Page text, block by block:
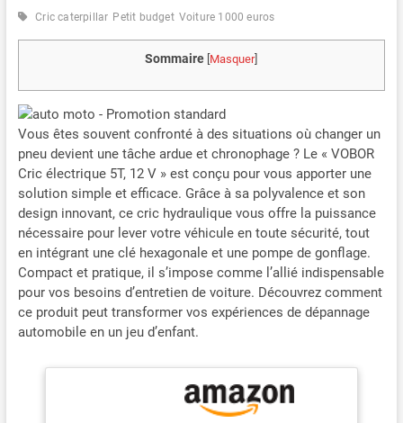
Cric caterpillar Petit budget Voiture 1000 euros
Sommaire Masquer]
Vous êtes souvent confronté à des situations où changer un
pneu devient une tâche ardue et chronophage ? Le « VOBOR
Cric électrique 5T, 12 V » est conçu pour vous apporter une
solution simple et efficace. Grâce à sa polyvalence et son
design innovant, ce cric hydraulique vous offre la puissance
nécessaire pour lever votre véhicule en toute sécurité, tout
en intégrant une clé hexagonale et une pompe de gonflage.
Compact et pratique, il s’impose comme l’allié indispensable
pour vos besoins d’entretien de voiture. Découvrez comment
ce produit peut transformer vos expériences de dépannage
automobile en un jeu d’enfant.